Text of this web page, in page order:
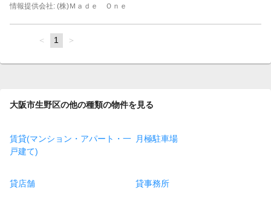
情報提供会社: (株)Ｍａｄｅ Ｏｎｅ
page
You're
page
1 page
大阪市生野区の他の種類の物件を見る
賃貸(マンション・アパート・一
戸建て)
月極駐車場
貸店舗 貸事務所